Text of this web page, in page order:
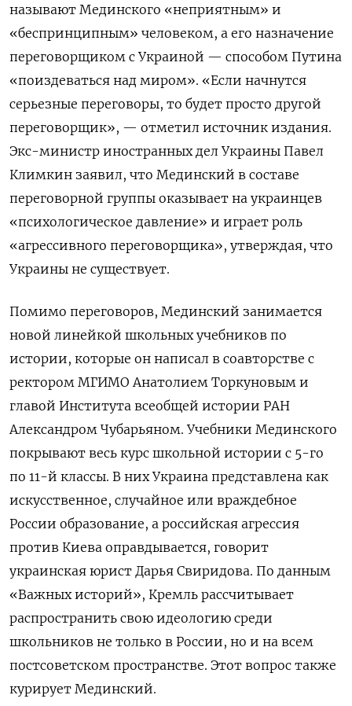
называют Мединского «неприятным» и
«беспринципным» человеком, а его назначение
переговорщиком с Украиной — способом Путина
«поиздеваться над миром». «Если начнутся
серьезные переговоры, то будет просто другой
переговорщик», — отметил источник издания.
Экс-министр иностранных дел Украины Павел
Климкин заявил, что Мединский в составе
переговорной группы оказывает на украинцев
«психологическое давление» и играет роль
«агрессивного переговорщика», утверждая, что
Украины не существует.
Помимо переговоров, Мединский занимается
новой линейкой школьных учебников по
истории, которые он написал в соавторстве с
ректором МГИМО Анатолием Торкуновым и
главой Института всеобщей истории РАН
Александром Чубарьяном. Учебники Мединского
покрывают весь курс школьной истории с 5-го
по 11-й классы. В них Украина представлена как
искусственное, случайное или враждебное
России образование, а российская агрессия
против Киева оправдывается, говорит
украинская юрист Дарья Свиридова. По данным
«Важных историй», Кремль рассчитывает
распространить свою идеологию среди
школьников не только в России, но и на всем
постсоветском пространстве. Этот вопрос также
курирует Мединский.